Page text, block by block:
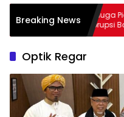
Breaking News
MBG
Diduga Picu
Korupsi Batu
Didukung P3H
Optik Regar